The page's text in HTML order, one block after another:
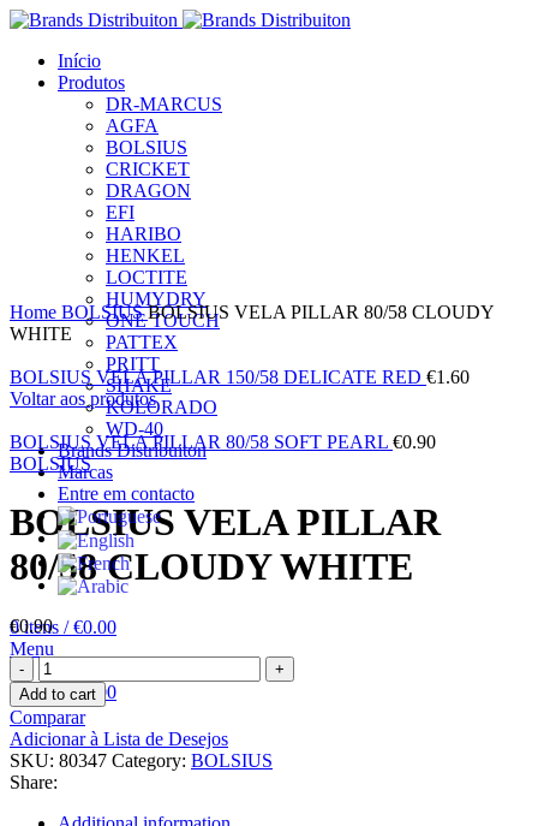
Início
Produtos
DR-MARCUS
AGFA
BOLSIUS
CRICKET
DRAGON
EFI
HARIBO
HENKEL
LOCTITE
HUMYDRY
ONE TOUCH
PATTEX
PRITT
SHAKE
KOLORADO
WD-40
Brands Distribuiton
Marcas
Entre em contacto
0itens / €0.00
Menu
0itens / €0.00
Clique para ampliar
Home BOLSIUSBOLSIUS VELA PILLAR 80/58 CLOUDY
WHITE
BOLSIUS VELA PILLAR 150/58 DELICATE RED €1.60
Voltar aos produtos
BOLSIUS VELA PILLAR 80/58 SOFT PEARL €0.90
BOLSIUS
BOLSIUS VELA PILLAR
80/58 CLOUDY WHITE
€0.90
Add to cart
Comparar
Adicionar à Lista de Desejos
SKU: 80347 Category: BOLSIUS
Share: